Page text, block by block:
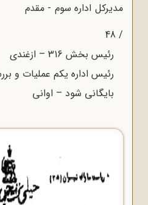
مدیرکل
/ 48
رئیس بخش 316 – ازغندی
رئیس اداره یکم عملیات و
بایگانی شود – اوانی